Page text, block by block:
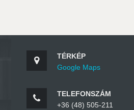
TÉRKÉP
Google Maps
TELEFONSZÁM
+36 (48) 505-211